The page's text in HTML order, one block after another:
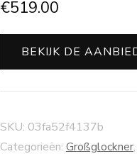
€519.00
BEKIJK DE
SKU: 03fa52f4137b
Categorieën: Großglockner,